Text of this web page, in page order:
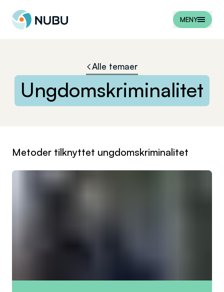
Til forsiden
MENY
Alle temaer
Ungdomskriminalitet
Metoder tilknyttet ungdomskriminalitet